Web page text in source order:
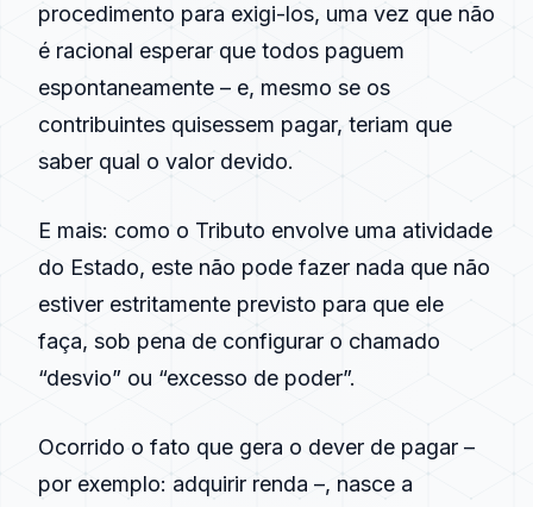
procedimento para exigi-los, uma vez que não
é racional esperar que todos paguem
espontaneamente – e, mesmo se os
contribuintes quisessem pagar, teriam que
saber qual o valor devido.
E mais: como o Tributo envolve uma atividade
do Estado, este não pode fazer nada que não
estiver estritamente previsto para que ele
faça, sob pena de configurar o chamado
“desvio” ou “excesso de poder”.
Ocorrido o fato que gera o dever de pagar –
por exemplo: adquirir renda –, nasce a